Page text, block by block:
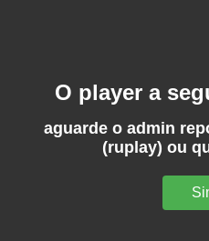
O player a
aguarde o admin
(ruplay) ou